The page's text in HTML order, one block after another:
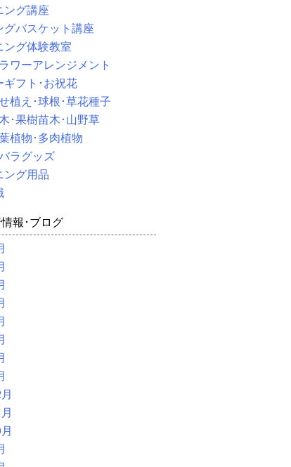
ング講座
グバスケット講座
ング体験教室
ワーアレンジメント
ギフト･お祝花
植え･球根･草花種子
･果樹苗木･山野草
植物･多肉植物
ラグッズ
ング用品
報･ブログ